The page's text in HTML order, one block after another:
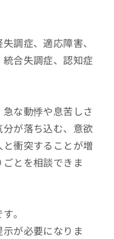
調症、適応障害、
合失調症、認知症
な動悸や息苦しさ
が落ち込む、意欲
衝突することが増
とを相談できま
。
が必要になりま